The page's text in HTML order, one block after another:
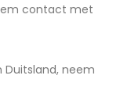
contact met
Duitsland, neem